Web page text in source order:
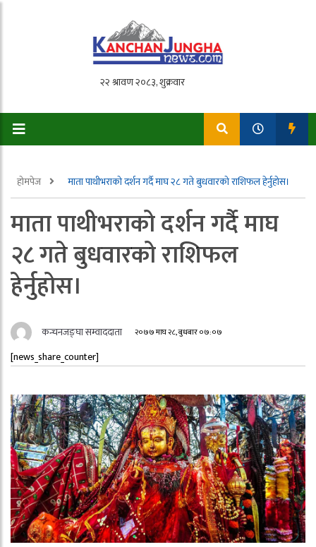
होमपेज माता पाथीभराको दर्शन गर्दै माघ २८ गते बुधवारको राशिफल हेर्नुहोस।
माता पाथीभराको दर्शन गर्दै माघ
२८ गते बुधवारको राशिफल
हेर्नुहोस।
कन्चनजङ्घा सम्वाददाता २०७७ माघ २८, बुधबार ०७:०७
[news_share_counter]